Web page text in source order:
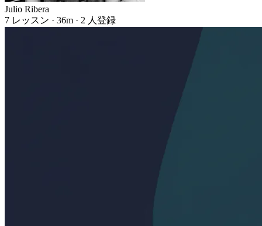
Julio Ribera
7 レッスン · 36m · 2 人登録